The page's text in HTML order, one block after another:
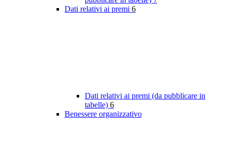
Dati relativi ai premi 6
Dati relativi ai premi (da pubblicare in
tabelle) 6
Benessere organizzativo